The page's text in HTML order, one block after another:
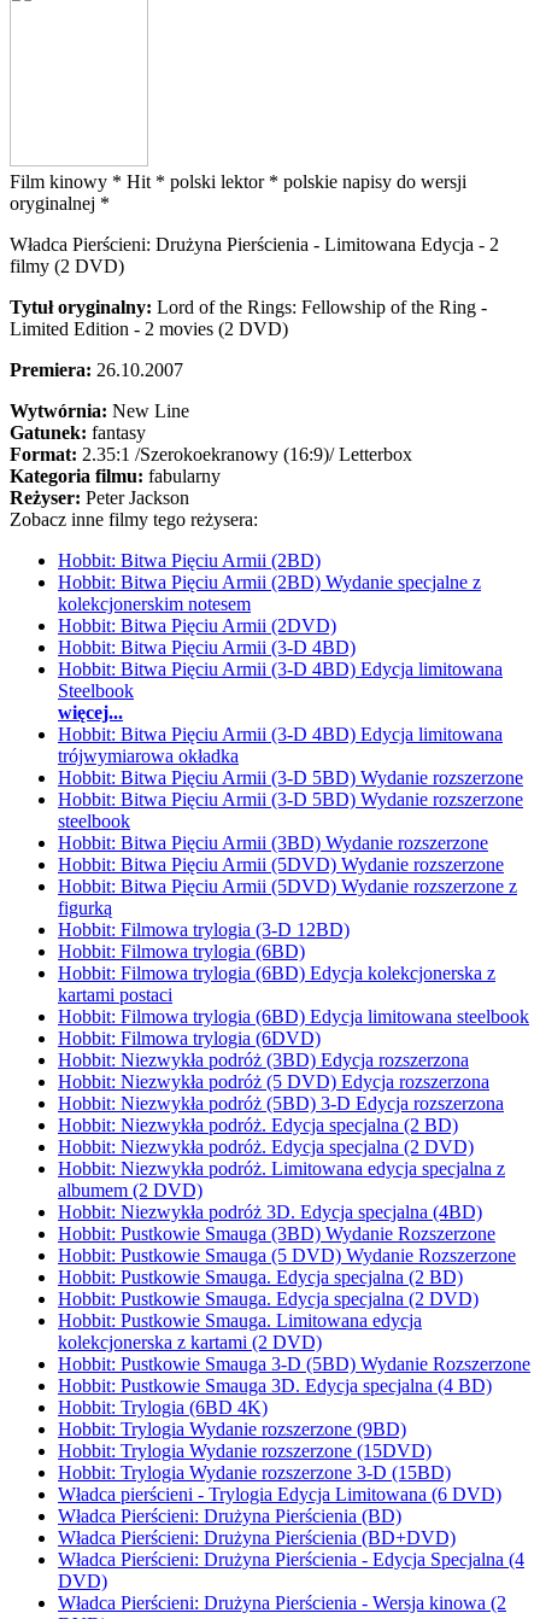
Film kinowy * Hit * polski lektor * polskie napisy do wersji
oryginalnej *
Władca Pierścieni: Drużyna Pierścienia - Limitowana Edycja - 2
filmy (2 DVD)
Tytuł oryginalny: Lord of the Rings: Fellowship of the Ring -
Limited Edition - 2 movies (2 DVD)
Premiera: 26.10.2007
Wytwórnia: New Line
Gatunek: fantasy
Format: 2.35:1 /Szerokoekranowy (16:9)/Letterbox
Kategoria filmu: fabularny
Reżyser: Peter Jackson
Zobacz inne filmy tego reżysera:
Hobbit: Bitwa Pięciu Armii (2BD)
Hobbit: Bitwa Pięciu Armii (2BD) Wydanie specjalne z
kolekcjonerskim notesem
Hobbit: Bitwa Pięciu Armii (2DVD)
Hobbit: Bitwa Pięciu Armii (3-D 4BD)
Hobbit: Bitwa Pięciu Armii (3-D 4BD) Edycja limitowana
Steelbook
więcej...
Hobbit: Bitwa Pięciu Armii (3-D 4BD) Edycja limitowana
trójwymiarowa okładka
Hobbit: Bitwa Pięciu Armii (3-D 5BD) Wydanie rozszerzone
Hobbit: Bitwa Pięciu Armii (3-D 5BD) Wydanie rozszerzone
steelbook
Hobbit: Bitwa Pięciu Armii (3BD) Wydanie rozszerzone
Hobbit: Bitwa Pięciu Armii (5DVD) Wydanie rozszerzone
Hobbit: Bitwa Pięciu Armii (5DVD) Wydanie rozszerzone z
figurką
Hobbit: Filmowa trylogia (3-D 12BD)
Hobbit: Filmowa trylogia (6BD)
Hobbit: Filmowa trylogia (6BD) Edycja kolekcjonerska z
kartami postaci
Hobbit: Filmowa trylogia (6BD) Edycja limitowana steelbook
Hobbit: Filmowa trylogia (6DVD)
Hobbit: Niezwykła podróż (3BD) Edycja rozszerzona
Hobbit: Niezwykła podróż (5 DVD) Edycja rozszerzona
Hobbit: Niezwykła podróż (5BD) 3-D Edycja rozszerzona
Hobbit: Niezwykła podróż. Edycja specjalna (2 BD)
Hobbit: Niezwykła podróż. Edycja specjalna (2 DVD)
Hobbit: Niezwykła podróż. Limitowana edycja specjalna z
albumem (2 DVD)
Hobbit: Niezwykła podróż 3D. Edycja specjalna (4BD)
Hobbit: Pustkowie Smauga (3BD) Wydanie Rozszerzone
Hobbit: Pustkowie Smauga (5 DVD) Wydanie Rozszerzone
Hobbit: Pustkowie Smauga. Edycja specjalna (2 BD)
Hobbit: Pustkowie Smauga. Edycja specjalna (2 DVD)
Hobbit: Pustkowie Smauga. Limitowana edycja
kolekcjonerska z kartami (2 DVD)
Hobbit: Pustkowie Smauga 3-D (5BD) Wydanie Rozszerzone
Hobbit: Pustkowie Smauga 3D. Edycja specjalna (4 BD)
Hobbit: Trylogia (6BD 4K)
Hobbit: Trylogia Wydanie rozszerzone (9BD)
Hobbit: Trylogia Wydanie rozszerzone (15DVD)
Hobbit: Trylogia Wydanie rozszerzone 3-D (15BD)
Władca pierścieni - Trylogia Edycja Limitowana (6 DVD)
Władca Pierścieni: Drużyna Pierścienia (BD)
Władca Pierścieni: Drużyna Pierścienia (BD+DVD)
Władca Pierścieni: Drużyna Pierścienia - Edycja Specjalna (4
DVD)
Władca Pierścieni: Drużyna Pierścienia - Wersja kinowa (2